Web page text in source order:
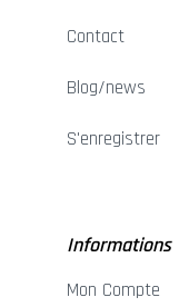
Contact
Blog/news
S'enregistrer
Informations
Mon Compte